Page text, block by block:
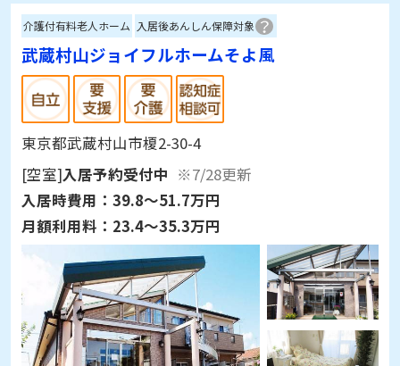
介護付有料老人ホーム 入居後あんしん保障対象
武蔵村山ジョイフルホームそよ風
東京都武蔵村山市榎2-30-4
[空室]入居予約受付中 ※7/28更新
入居時費用： 39.8～51.7万円
月額利用料： 23.4～35.3万円